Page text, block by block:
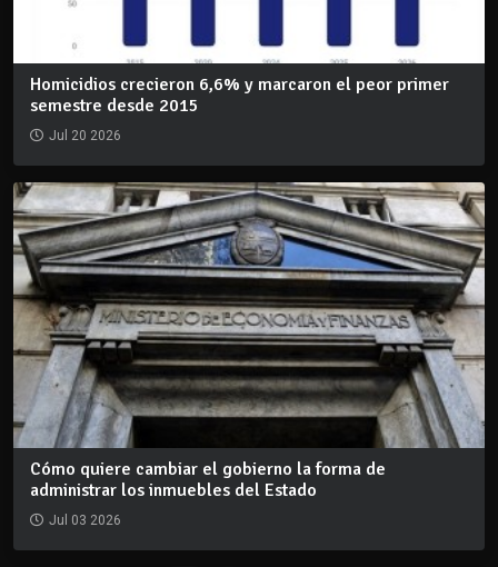
Homicidios crecieron 6,6% y marcaron el peor primer
semestre desde 2015
Jul 20 2026
Cómo quiere cambiar el gobierno la forma de
administrar los inmuebles del Estado
Jul 03 2026